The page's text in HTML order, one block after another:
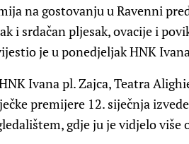
na gostovanju u Ravenni
i srdačan pljesak, ovacije i
je u ponedjeljak HNK
Ivana pl. Zajca, Teatra
premijere 12. siječnja
gdje ju je vidjelo više